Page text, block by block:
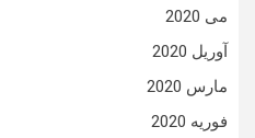
می 2020
آوریل 2020
مارس 2020
فوریه 2020